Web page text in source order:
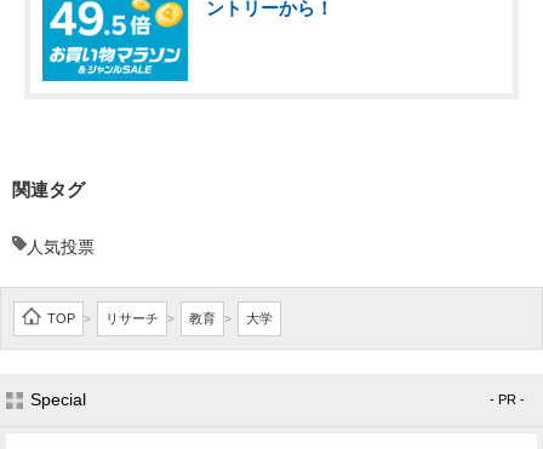
ントリーから！
関連タグ
人気投票
TOP > リサーチ > 教育 > 大学
Special - PR -